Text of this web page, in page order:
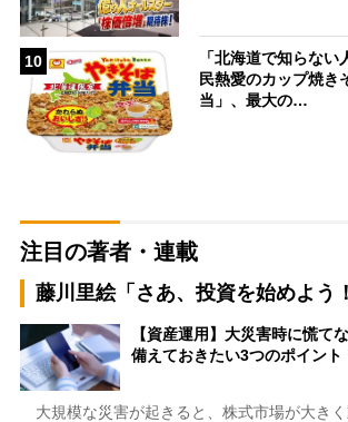
10
「北海道で知らな
民熱愛のカップ焼き
当」、最大の…
注目の著者・連載
藤川里絵「さあ、投資を始めよう
【資産運用】大災害時に慌て
備えておきたい3つのポイン
大規模な災害が起きると、株式市場が大き